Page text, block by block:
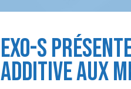
EXO-S
ADDITIVE AUX